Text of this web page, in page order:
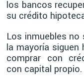
los bancos
su crédito
Los inmuebles no
la mayoría
comprar con
con capital propio.